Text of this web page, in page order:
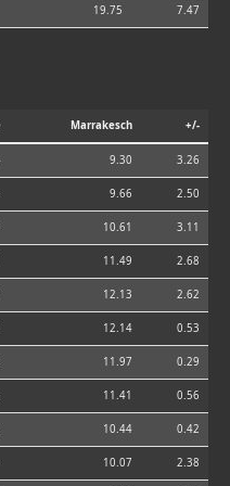
19.75 7.47
Marrakesch +/-
9.30 3.26
9.66 2.50
10.61 3.11
11.49 2.68
12.13 2.62
12.14 0.53
11.97 0.29
11.41 0.56
10.44 0.42
10.07 2.38